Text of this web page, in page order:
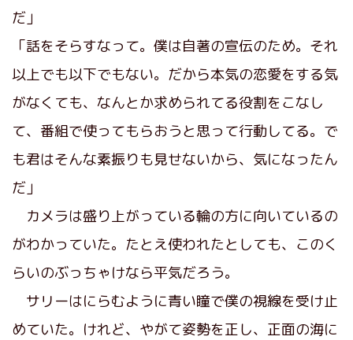
だ」
「話をそらすなって。僕は自著の宣伝のため。それ
以上でも以下でもない。だから本気の恋愛をする気
がなくても、なんとか求められてる役割をこなし
て、番組で使ってもらおうと思って行動してる。で
も君はそんな素振りも見せないから、気になったん
だ」
カメラは盛り上がっている輪の方に向いているの
がわかっていた。たとえ使われたとしても、このく
らいのぶっちゃけなら平気だろう。
サリーはにらむように青い瞳で僕の視線を受け止
めていた。けれど、やがて姿勢を正し、正面の海に